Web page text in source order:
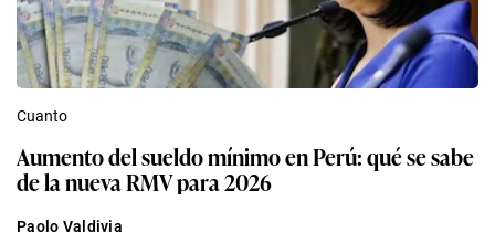
Cuanto
Aumento del sueldo mínimo en Perú: qué se sabe
de la nueva RMV para 2026
Paolo Valdivia